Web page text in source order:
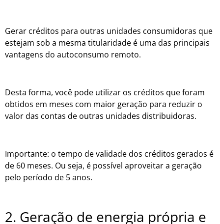
Gerar créditos para outras unidades consumidoras que
estejam sob a mesma titularidade é uma das principais
vantagens do autoconsumo remoto.
Desta forma, você pode utilizar os créditos que foram
obtidos em meses com maior geração para reduzir o
valor das contas de outras unidades distribuidoras.
Importante: o tempo de validade dos créditos gerados é
de 60 meses. Ou seja, é possível aproveitar a geração
pelo período de 5 anos.
2. Geração de energia própria e